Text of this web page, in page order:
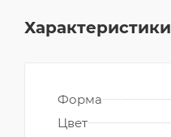
Характеристики
Форма
Цвет